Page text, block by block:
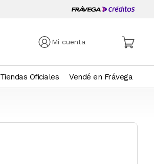
Mi cuenta
Tiendas Oficiales Vendé en Frávega